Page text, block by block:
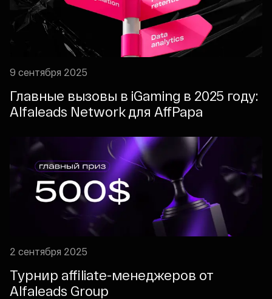
9 сентября 2025
Главные вызовы в iGaming в 2025 году:
Alfaleads Network для AffPapa
2 сентября 2025
Турнир affiliate-менеджеров от
Alfaleads Group